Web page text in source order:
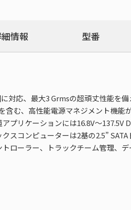
情報 型番
応、最大3 Grmsの超頑丈性能を
む、高性能電源マネジメント機能
プリケーションには16.8V～
スコンピューターは2基の2.5”
ローラー、トラックチーム管理、